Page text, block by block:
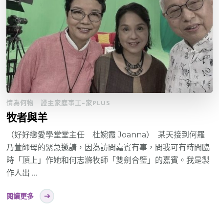
情為何物 證主家庭事工–家PLUS
牧者與羊
（好好戀愛學堂堂主任 杜婉霞 Joanna） 某天接到何羅
乃萱師母的緊急邀請，因為訪問嘉賓有事，問我可有時間臨
時「頂上」作她和何志滌牧師「雙劍合璧」的嘉賓。我是製
作人出 …
閱讀更多